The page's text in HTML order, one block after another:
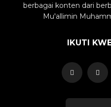
berbagai konten dari
Mu'allimin
IKUTI